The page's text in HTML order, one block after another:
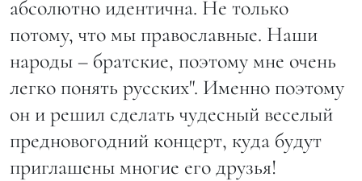
абсолютно идентична. Не только
потому, что мы православные. Наши
народы – братские, поэтому мне очень
легко понять русских". Именно поэтому
он и решил сделать чудесный веселый
предновогодний концерт, куда будут
приглашены многие его друзья!